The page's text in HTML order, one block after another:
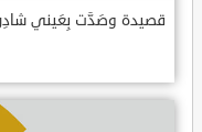
قصيدة وصَدَّت بِعَيني